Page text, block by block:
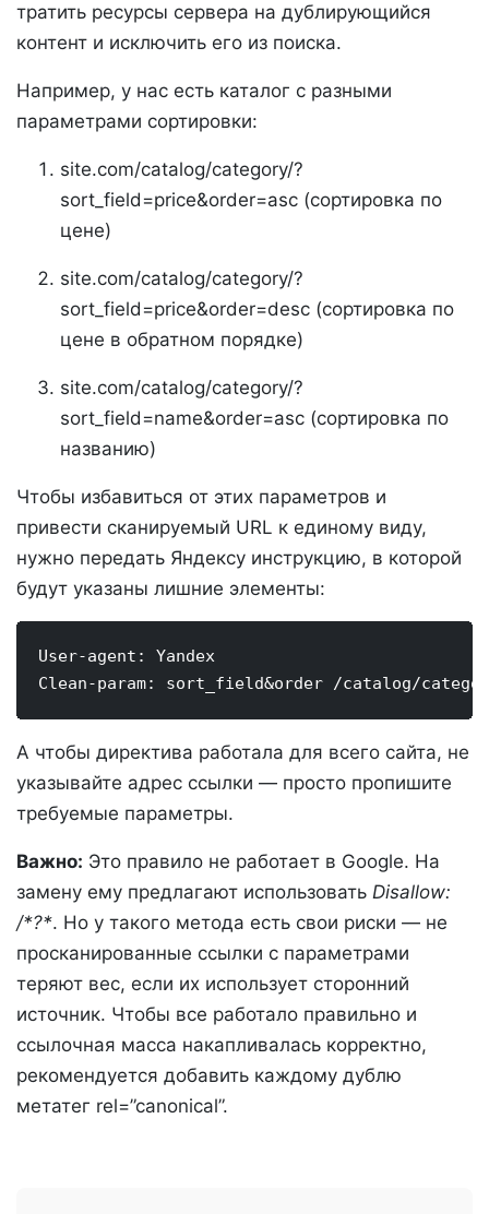
тратить ресурсы сервера на дублирующийся
контент и исключить его из поиска.
Например, у нас есть каталог с разными
параметрами сортировки:
site.com/catalog/category/?
sort_field=price&order=asc (сортировка по
цене)
site.com/catalog/category/?
sort_field=price&order=desc (сортировка по
цене в обратном порядке)
site.com/catalog/category/?
sort_field=name&order=asc (сортировка по
названию)
Чтобы избавиться от этих параметров и
привести сканируемый URL к единому виду,
нужно передать Яндексу инструкцию, в которой
будут указаны лишние элементы:
User-agent: Yandex
А чтобы директива работала для всего сайта, не
указывайте адрес ссылки — просто пропишите
требуемые параметры.
Важно: Это правило не работает в Google. На
замену ему предлагают использовать Disallow:
/*?*. Но у такого метода есть свои риски — не
просканированные ссылки с параметрами
теряют вес, если их использует сторонний
источник. Чтобы все работало правильно и
ссылочная масса накапливалась корректно,
рекомендуется добавить каждому дублю
метатег rel=”canonical”.